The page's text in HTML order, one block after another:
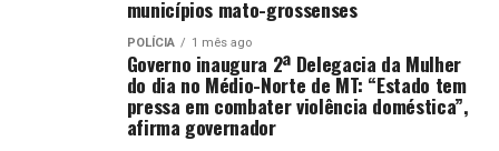
municípios mato-grossenses
POLÍCIA 1 mês ago
Governo inaugura 2ª Delegacia da Mulher
do dia no Médio-Norte de MT: “Estado tem
pressa em combater violência doméstica”,
afirma governador